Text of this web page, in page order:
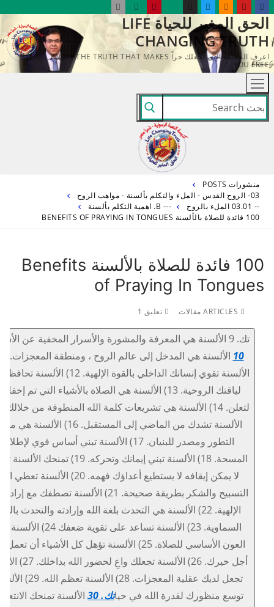
التجاوز
إلى
المحتوى
الحق المغير للحياة LIFE
CHANGING TRUTH
اعرف الحقيقة التي تجعلك حراً KNOW THE TRUTH THAT MAKES
YOU FREE
البحث
عن:
منشورات POSTS
03- الروح القدس - الملء والتكلم بألسنة - مواهب الروح
-- 03.01 الملء بالروح
--- B. اهمية التكلم بألسنة
100 فائدة للصلاة بالألسنة BENEFITS OF PRAYING IN TONGUES
100 فائدة للصلاة بالألسنة Benefits
of Praying In Tongues
تعليق 1
تك. 9 الألسنة هي المعرفة والمشورة والأسرار المخفية عن الأشر
10
الألسنة تقوي إنسانك الداخلي بالقوة الإلهية. 12)
لياقتك الروحية. 13) الألسنة هي الصلاة بالأشياء التي تم
الألسنة تشدك من الماضي إلى المستقبل. 16) الألسنة
التطور ومصدر للبنيان. 17) الألسنة تبني أساس قوي لإطلاق
المسحة. 18) الألسنة تبني إيمانك وتحركه. 19) تمنحك
لا يمكن إيقافه لا يستطيع أعداؤك فهمه. 20) الألسنة تعطي
التسبيح والشكر بطريقة صحيحة. 21) الألسنة تصطفك مع
الإلهية. 22) الألسنة هي التحدث بلغة الله وإرادته والتحدث
السماوية. 23) الألسنة تساعد على تقوية ضعفك 24)
العون الأساسي للصلاة. 25) الألسنة تؤهل كل الأشياء أن
أجل خيرك. 26) الألسنة تجعلك واعِ
تجعل لديك عقلية المعجزات. 28) الألسنة تعظم
توسع منظورك لقدرة الله في حياتك. 30 الألسنة تمنحك